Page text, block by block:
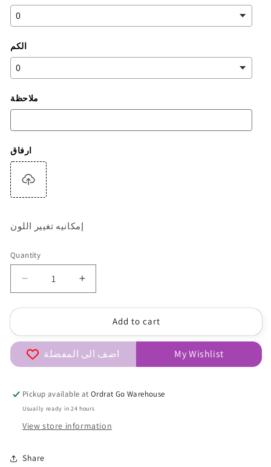
الكم
ملاحظة
ارفاق
إمكانيه تغيير اللون
Quantity
Quantity
Decrease
quantity
for
10
Increase
quantity
for
ajwan_almlki
10
Add to cart
اضف الى المفضلة My Wishlist
Pickup available atOrdrat Go Warehouse
Usually ready in 24 hours
View store information
Share